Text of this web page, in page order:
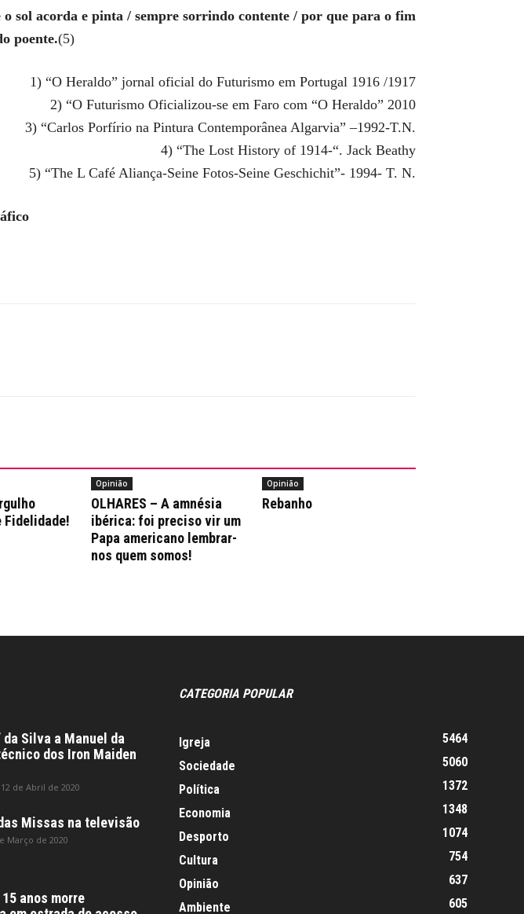
sol acorda e pinta / sempre sorrindo contente / por que para o fim
poente.(5)
1) “O Heraldo” jornal oficial do Futurismo em Portugal 1916 /1917
2) “O Futurismo Oficializou-se em Faro com “O Heraldo” 2010
3) “Carlos Porfírio na Pintura Contemporânea Algarvia” –1992-T.N.
4) “The Lost History of 1914-“. Jack Beathy
5) “The L Café Aliança-Seine Fotos-Seine Geschichit”- 1994- T. N.
Fidelidade!
Opinião
OLHARES – A amnésia
ibérica: foi preciso vir um
Papa americano lembrar-
nos quem somos!
Opinião
Rebanho
da Silva a Manuel da
dos Iron Maiden
12 de Abril de 2020
Missas na televisão
Março de 2020
anos morre
CATEGORIA POPULAR
Igreja
5464
Sociedade
5060
Política
1372
Economia
1348
Desporto
1074
Cultura
754
Opinião
637
Ambiente
605